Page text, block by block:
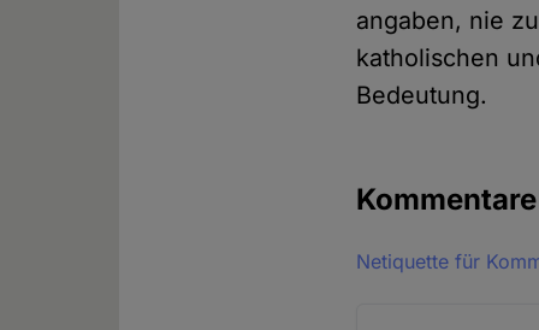
angaben, nie
katholischen
Bedeutung.
Kommentare
Netiquette für